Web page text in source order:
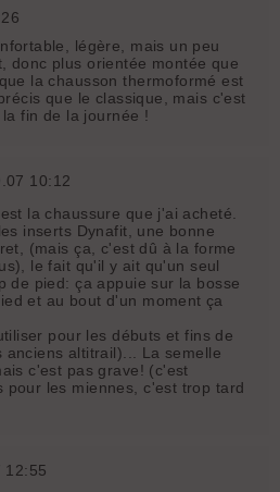
légère, mais un peu
donc plus orientée montée que
la chausson thermoformé est
que le classique, mais c'est
fin de la journée !
10:12
la chaussure que j'ai acheté.
inserts Dynafit, une bonne
(mais ça, c'est dû à la forme
le fait qu'il y ait qu'un seul
de pied: ça appuie sur la bosse
et au bout d'un moment ça
pour les débuts et fins de
anciens altitrail)... La semelle
c'est pas grave! (c'est
pour les miennes, c'est trop tard
12:55